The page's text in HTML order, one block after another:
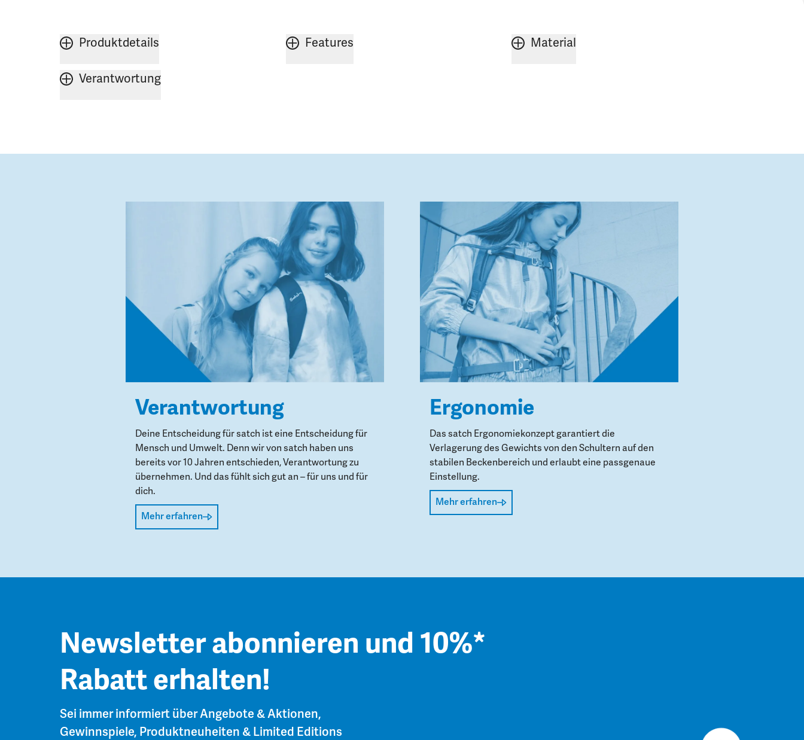
Produktdetails Features Material
Verantwortung
Verantwortung
Deine Entscheidung für satch ist eine Entscheidung für
Mensch und Umwelt. Denn wir von satch haben uns
bereits vor 10 Jahren entschieden, Verantwortung zu
übernehmen. Und das fühlt sich gut an – für uns und für
dich.
Mehr erfahren
Ergonomie
Das satch Ergonomiekonzept garantiert die
Verlagerung des Gewichts von den Schultern auf den
stabilen Beckenbereich und erlaubt eine passgenaue
Einstellung.
Mehr erfahren
Newsletter abonnieren und 10%*
Rabatt erhalten!
Sei immer informiert über Angebote & Aktionen,
Gewinnspiele, Produktneuheiten & Limited Editions